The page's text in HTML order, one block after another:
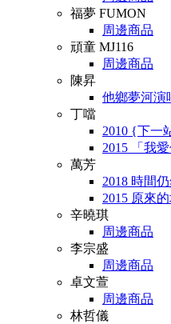
福夢 FUMON
周邊商品
頑童 MJ116
周邊商品
陳昇
他鄉夢河演
丁噹
2010 {下一
2015 「我
萬芳
2018 時間
2015 原來
辛曉琪
周邊商品
李宗盛
周邊商品
卓文萱
周邊商品
林哲儀